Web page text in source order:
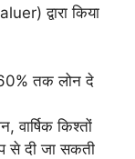
द्वारा किया
तक लोन दे
वार्षिक किश्तों
दी जा सकती